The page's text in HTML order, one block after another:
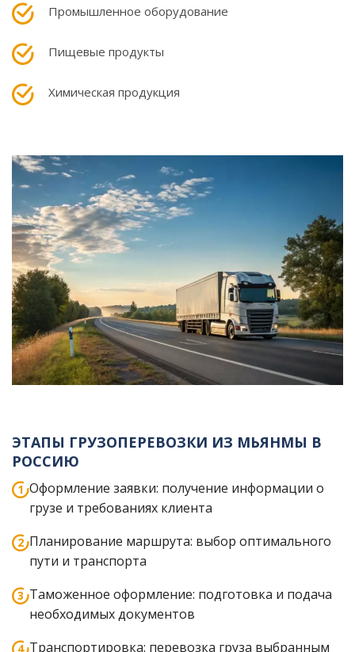
Промышленное оборудование
Пищевые продукты
Химическая продукция
ЭТАПЫ ГРУЗОПЕРЕВОЗКИ ИЗ МЬЯНМЫ В
РОССИЮ
Оформление заявки: получение информации о
грузе и требованиях клиента
Планирование маршрута: выбор оптимального
пути и транспорта
Таможенное оформление: подготовка и подача
необходимых документов
Транспортировка: перевозка груза выбранным